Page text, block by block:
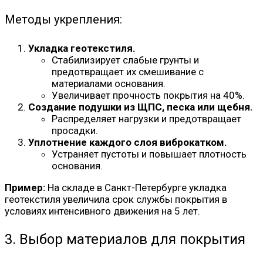
Методы укрепления:
Укладка геотекстиля.
Стабилизирует слабые грунты и
предотвращает их смешивание с
материалами основания.
Увеличивает прочность покрытия на 40%.
Создание подушки из ЩПС, песка или щебня.
Распределяет нагрузки и предотвращает
просадки.
Уплотнение каждого слоя виброкатком.
Устраняет пустоты и повышает плотность
основания.
Пример: На складе в Санкт-Петербурге укладка
геотекстиля увеличила срок службы покрытия в
условиях интенсивного движения на 5 лет.
3. Выбор материалов для покрытия